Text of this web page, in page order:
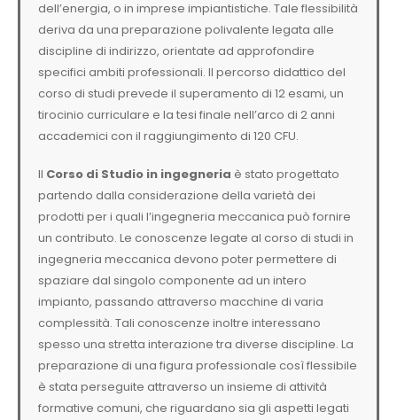
dell’energia, o in imprese impiantistiche. Tale flessibilità
deriva da una preparazione polivalente legata alle
discipline di indirizzo, orientate ad approfondire
specifici ambiti professionali. Il percorso didattico del
corso di studi prevede il superamento di 12 esami, un
tirocinio curriculare e la tesi finale nell’arco di 2 anni
accademici con il raggiungimento di 120 CFU.
Il Corso di Studio in ingegneria è stato progettato
partendo dalla considerazione della varietà dei
prodotti per i quali l’ingegneria meccanica può fornire
un contributo. Le conoscenze legate al corso di studi in
ingegneria meccanica devono poter permettere di
spaziare dal singolo componente ad un intero
impianto, passando attraverso macchine di varia
complessità. Tali conoscenze inoltre interessano
spesso una stretta interazione tra diverse discipline. La
preparazione di una figura professionale così flessibile
è stata perseguite attraverso un insieme di attività
formative comuni, che riguardano sia gli aspetti legati